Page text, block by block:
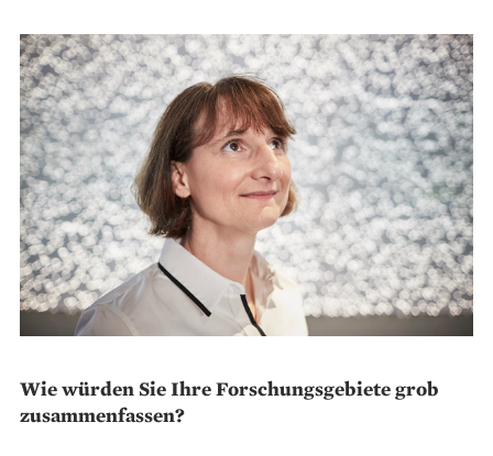
Wie würden Sie Ihre Forschungsgebiete grob
zusammenfassen?